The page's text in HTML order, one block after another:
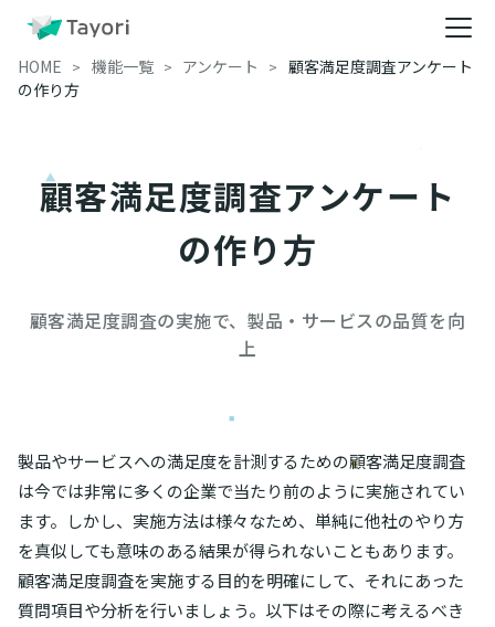
HOME 機能一覧 アンケート
顧客満足度調査アンケート
の作り方
顧客満足度調査アンケート
の作り方
顧客満足度調査の実施で、製品・サービスの品質を向
上
製品やサービスへの満足度を計測するための顧客満足度調査
は今では非常に多くの企業で当たり前のように実施されてい
ます。しかし、実施方法は様々なため、単純に他社のやり方
を真似しても意味のある結果が得られないこともあります。
顧客満足度調査を実施する目的を明確にして、それにあった
質問項目や分析を行いましょう。以下はその際に考えるべき